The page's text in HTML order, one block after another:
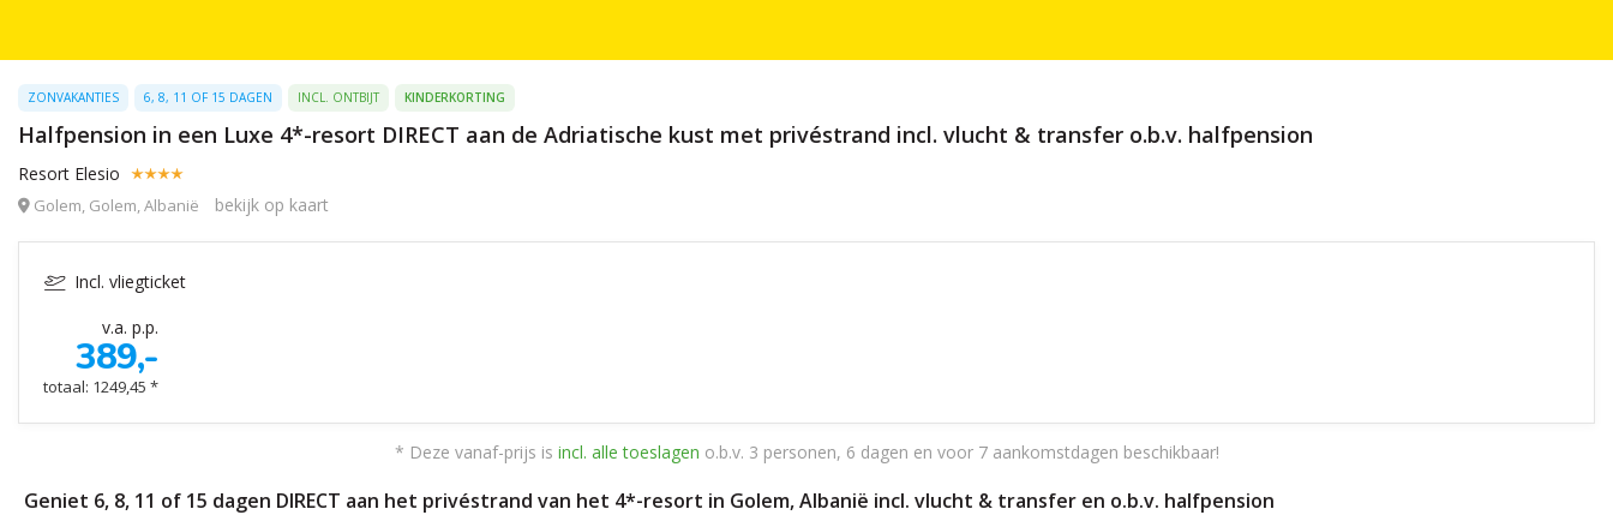
ZONVAKANTIES 6, 8, 11 OF 15 DAGEN INCL. ONTBIJT KINDERKORTING
Halfpension in een Luxe 4*-resort DIRECT aan de Adriatische kust met privéstrand incl. vlucht & transfer o.b.v. halfpension
Resort Elesio
Golem, Golem, Albanië bekijk op kaart
Incl. vliegticket
v.a. p.p.
389,-
totaal: 1249,45 *
* Deze vanaf-prijs is incl. alle toeslagen o.b.v. 3 personen, 6 dagen en voor 7 aankomstdagen beschikbaar!
Geniet 6, 8, 11 of 15 dagen DIRECT aan het privéstrand van het 4*-resort in Golem, Albanië incl. vlucht & transfer en o.b.v. halfpension